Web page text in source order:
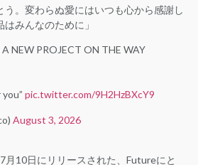
う。変わらぬ愛にはいつも心から感謝し
みんなのために」
A NEW PROJECT ON THE WAY
pic.twitter.com/9H2HzBXcY9
August 3, 2026
月10日にリリースされた、Futureにと